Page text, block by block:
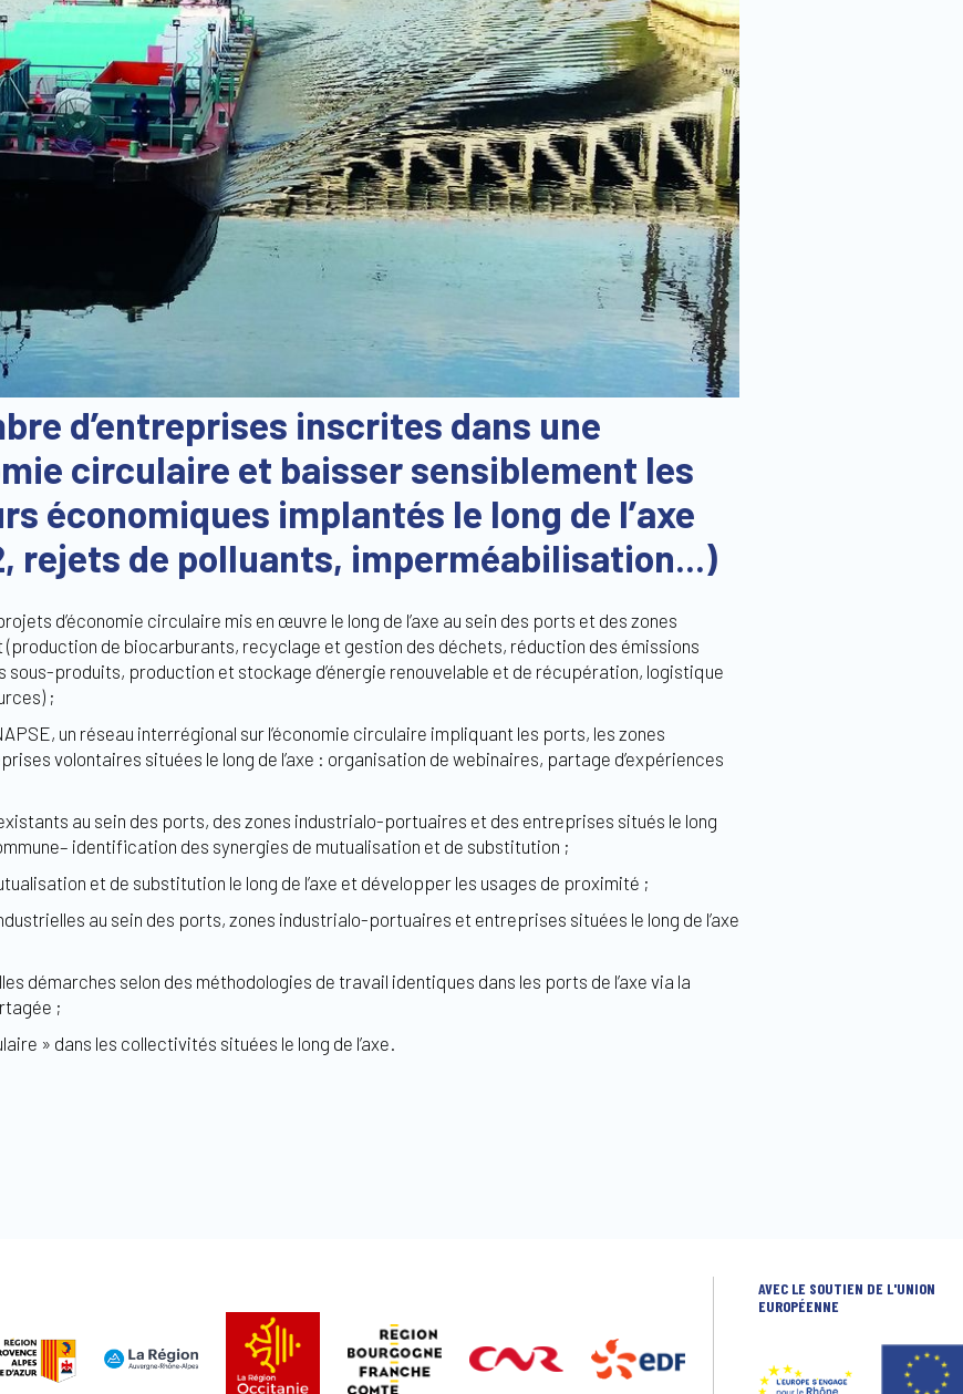
d’entreprises inscrites dans une
circulaire et baisser sensiblement les
économiques implantés le long de l’axe
rejets de polluants, imperméabilisation...)
d’économie circulaire mis en œuvre le long de l’axe au sein des ports et des zones
de biocarburants, recyclage et gestion des déchets, réduction des émissions
sous-produits, production et stockage d’énergie renouvelable et de récupération, logistique
;
un réseau interrégional sur l’économie circulaire impliquant les ports, les zones
volontaires situées le long de l’axe : organisation de webinaires, partage d’expériences
au sein des ports, des zones industrialo-portuaires et des entreprises situés le long
identification des synergies de mutualisation et de substitution ;
et de substitution le long de l’axe et développer les usages de proximité ;
au sein des ports, zones industrialo-portuaires et entreprises situées le long de l’axe
démarches selon des méthodologies de travail identiques dans les ports de l’axe via la
;
» dans les collectivités situées le long de l’axe.
AVEC LE SOUTIEN DE L'UNION
EUROPÉENNE